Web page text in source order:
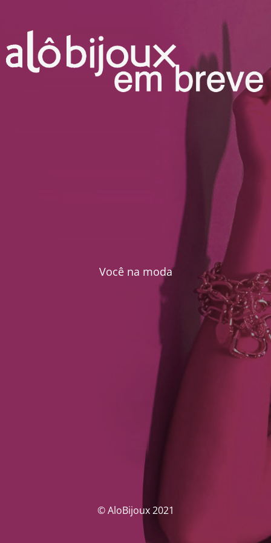
Você na moda
© AloBijoux 2021